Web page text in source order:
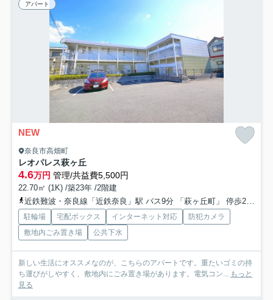
アパート
NEW
奈良市高畑町
レオパレス萩ヶ丘
4.6万円 管理/共益費5,500円
22.70㎡ (1K) /築23年 /2階建
近鉄難波・奈良線「近鉄奈良」駅 バス9分 「萩ヶ丘町」 停歩2分
駐輪場 宅配ボックス インターネット対応
防犯カメラ
敷地内ごみ置き場
公共下水
新しい生活にオススメなのが、こちらのアパートです。重たいゴミの持
ち運びがしやすく、敷地内にごみ置き場があります。電気コン... もっと
見る